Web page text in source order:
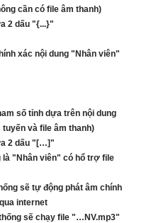
cần có file âm thanh)
2 dấu "{...}"
xác nội dung "Nhân viên"
số tỉnh dựa trên nội dung
và file âm thanh)
2 dấu "[…]"
là "Nhân viên" có hổ trợ file
sẽ tự động phát âm chính
internet
sẽ chạy file "…NV.mp3"